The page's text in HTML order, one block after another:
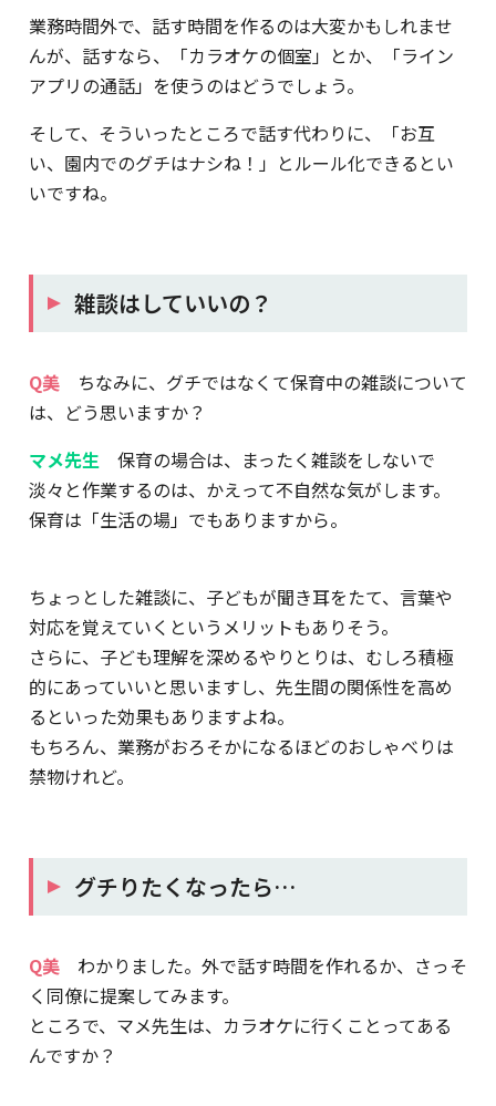
業務時間外で、話す時間を作るのは大変かもしれませ
んが、話すなら、「カラオケの個室」とか、「ライン
アプリの通話」を使うのはどうでしょう。
そして、そういったところで話す代わりに、「お互
い、園内でのグチはナシね！」とルール化できるとい
いですね。
雑談はしていいの？
Q美 ちなみに、グチではなくて保育中の雑談について
は、どう思いますか？
マメ先生 保育の場合は、まったく雑談をしないで
淡々と作業するのは、かえって不自然な気がします。
保育は「生活の場」でもありますから。
ちょっとした雑談に、子どもが聞き耳をたて、言葉や
対応を覚えていくというメリットもありそう。
さらに、子ども理解を深めるやりとりは、むしろ積極
的にあっていいと思いますし、先生間の関係性を高め
るといった効果もありますよね。
もちろん、業務がおろそかになるほどのおしゃべりは
禁物けれど。
グチりたくなったら…
Q美 わかりました。外で話す時間を作れるか、さっそ
く同僚に提案してみます。
ところで、マメ先生は、カラオケに行くことってある
んですか？